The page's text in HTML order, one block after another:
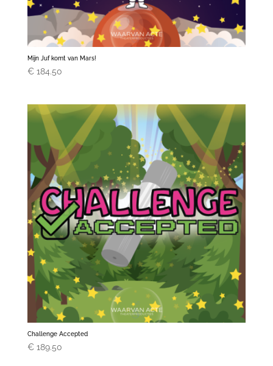
Mijn Juf komt van Mars!
€184.50
Challenge Accepted
€189.50